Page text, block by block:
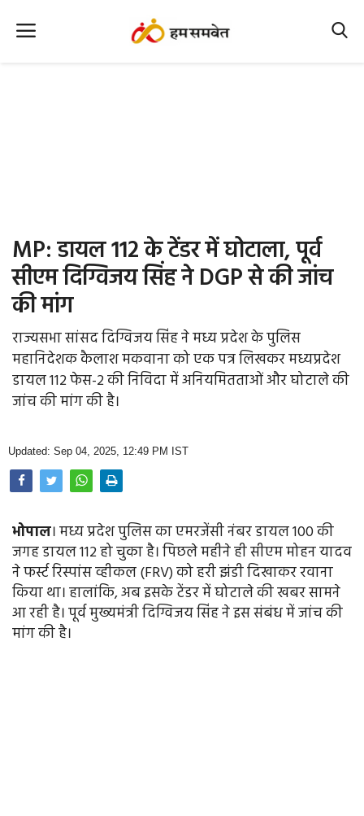
Office Office
Political Gossips
Farm & Food
Opinion
Photo Gallery
Home
MP: डायल 112 के टेंडर में घोटाला, पूर्व
सीएम दिग्विजय सिंह ने DGP से की जांच
की मांग
राज्यसभा सांसद दिग्विजय सिंह ने मध्य प्रदेश के पुलिस
महानिदेशक कैलाश मकवाना को एक पत्र लिखकर मध्यप्रदेश
डायल 112 फेस-2 की निविदा में अनियमितताओं और घोटाले की
जांच की मांग की है।
Updated: Sep 04, 2025, 12:49 PM IST
भोपाल। मध्य प्रदेश पुलिस का एमरजेंसी नंबर डायल 100 की
जगह डायल 112 हो चुका है। पिछले महीने ही सीएम मोहन यादव
ने फर्स्ट रिस्पांस व्हीकल (FRV) को हरी झंडी दिखाकर रवाना
किया था। हालांकि, अब इसके टेंडर में घोटाले की खबर सामने
आ रही है। पूर्व मुख्यमंत्री दिग्विजय सिंह ने इस संबंध में जांच की
मांग की है।